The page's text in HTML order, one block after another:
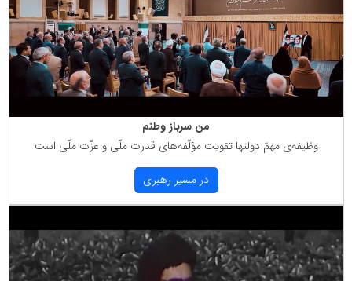
من سرباز وطنم
وظیفه‌ی مهمّ دولتها تقویت مؤلّفه‌های قدرت ملّی و عزّت ملّی است
در مسیر رهبری